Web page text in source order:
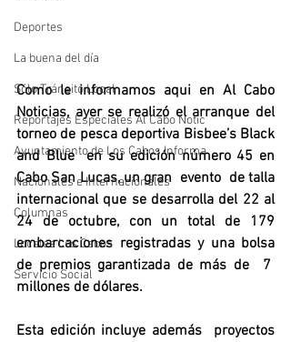
Deportes
La buena del día
Sólo Tránsito Local
Reportajes Especiales Al Cabo Notic
Ayuntamiento de Los Cabos Informa
Nacionales e Internacionales
Columnas
Locales Los Cabos
Servicio Social
Como le informamos aqui en Al Cabo
Noticias, ayer se realizó el arranque del
torneo de pesca deportiva Bisbee’s Black
and Blue  en su edición número 45 en
Cabo San Lucas, un gran  evento  de talla
internacional que se desarrolla del 22 al
24 de octubre, con un total de 179
embarcaciones registradas y una bolsa
de premios garantizada de más de  7
millones de dólares.
Esta edición incluye además  proyectos